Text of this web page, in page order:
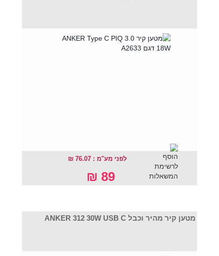
לפני מע"מ : 76.07 ₪
89 ₪
מטען קיר מהיר וכבל ANKER 312 30W USB C